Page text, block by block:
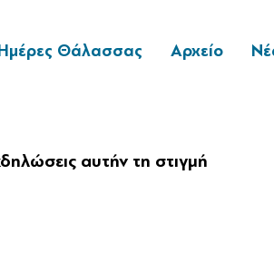
Θάλασσας Αρχείο
αυτήν τη στιγμή